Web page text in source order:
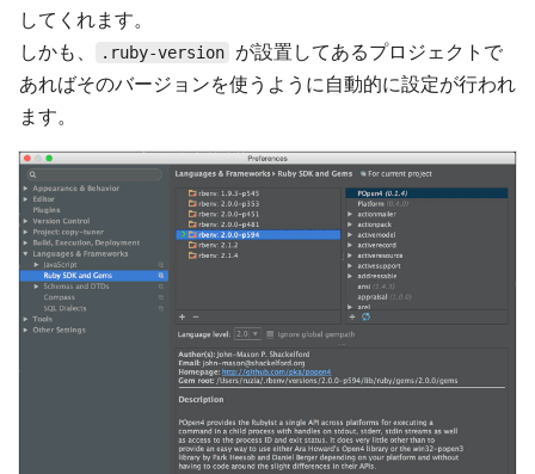
してくれます。
しかも、
.ruby-version
が設置してあるプロジェクトで
あればそのバージョンを使うように自動的に設定が行われ
ます。